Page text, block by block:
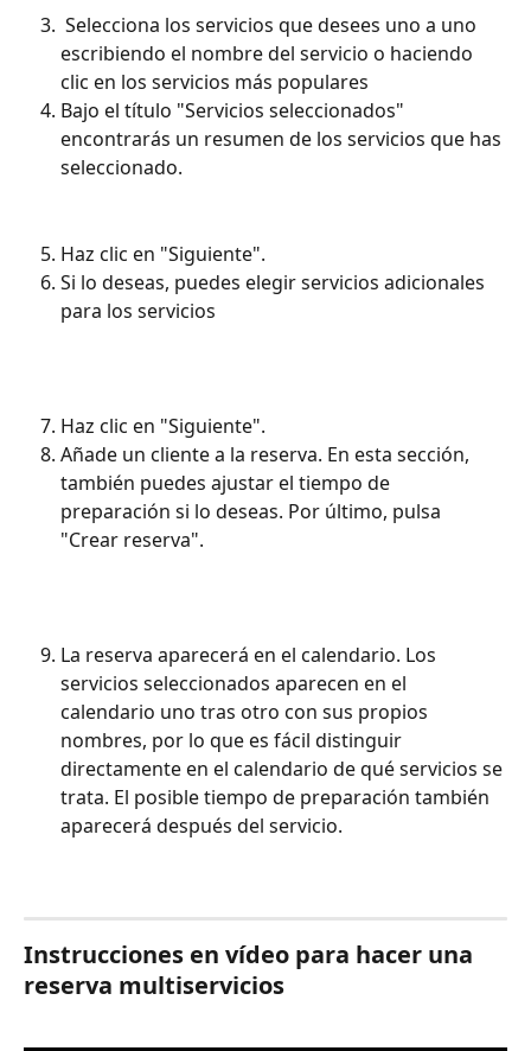
escribiendo el nombre del servicio o haciendo
clic en los servicios más populares
Bajo el título "Servicios seleccionados"
encontrarás un resumen de los servicios que has
seleccionado.
Haz clic en "Siguiente".
Si lo deseas, puedes elegir servicios adicionales
para los servicios
Haz clic en "Siguiente".
Añade un cliente a la reserva. En esta sección,
también puedes ajustar el tiempo de
preparación si lo deseas. Por último, pulsa
"Crear reserva".
La reserva aparecerá en el calendario. Los
servicios seleccionados aparecen en el
calendario uno tras otro con sus propios
nombres, por lo que es fácil distinguir
directamente en el calendario de qué servicios se
trata. El posible tiempo de preparación también
aparecerá después del servicio.
Instrucciones en vídeo para hacer una
reserva multiservicios